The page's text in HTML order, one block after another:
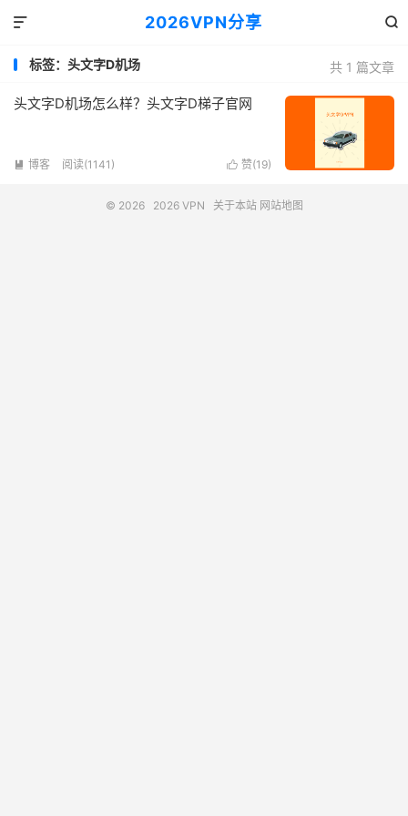
2026VPN分享 

共 1 篇文章
标签：头文字D机场
头文字D机场怎么样？头文字D梯子官网
 赞(19)
 博客 阅读(1141)
© 2026 2026 VPN 关于本站 网站地图